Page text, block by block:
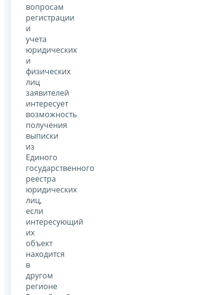
вопросам
регистрации
и
учета
юридических
и
физических
лиц
заявителей
интересует
возможность
получения
выписки
из
Единого
государственного
реестра
юридических
лиц,
если
интересующий
их
объект
находится
в
другом
регионе